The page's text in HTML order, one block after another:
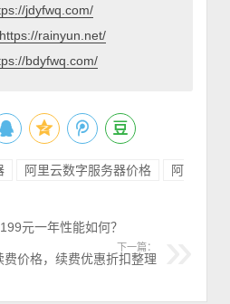
jdyfwq.com/
https://rainyun.net/
bdyfwq.com/
阿里云数字服务器价格
阿
元一年性能如何？
下一篇：
费价格，续费优惠折扣整理